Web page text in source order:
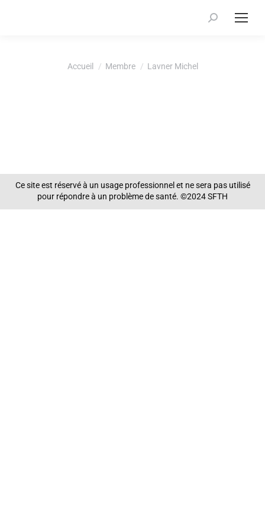
Recherche
Accueil Membre Lavner Michel
Ce site est réservé à un usage professionnel et ne sera pas utilisé
pour répondre à un problème de santé. ©2024 SFTH